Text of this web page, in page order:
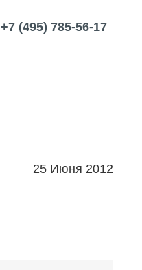
+7 (495) 785-56-17
25 Июня 2012